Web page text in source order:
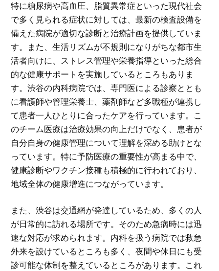
特に糖尿病や高血圧、脂質異常症といった現代社会
で多く見られる症状に対しては、最新の検査設備を
備えた病院が適切な診断と治療計画を提供していま
す。また、生活リズムが不規則になりがちな都市生
活者向けに、ストレス管理や栄養指導といった総合
的な健康サポートを実施しているところもありま
す。渋谷の内科病院では、専門医による診察ととも
に看護師や管理栄養士、薬剤師など多職種が連携し
て患者一人ひとりに合ったケアを行っています。こ
のチーム医療は治療効果の向上だけでなく、患者が
自分自身の健康管理について理解を深める助けとな
っています。特に予防医療の重要性が高まる中で、
健康診断やワクチン接種も積極的に行われており、
地域全体の健康増進につながっています。
また、渋谷は交通網が発達しているため、多くの人
が日常的に訪れる場所です。そのため急病時には迅
速な対応が求められます。内科を扱う病院では救急
外来を設けているところも多く、夜間や休日にも受
診可能な体制を整えているところがあります。これ